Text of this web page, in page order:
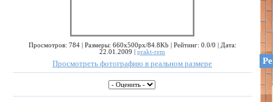
Просмотров: 784 | Размеры: 660x500px/84.8Kb | Рейтинг: 0.0/0 | Дата:
22.01.2009 | prakt-rem
Просмотреть фотографию в реальном размере